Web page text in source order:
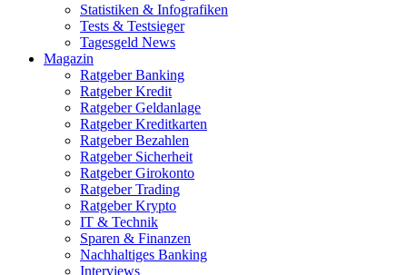
Statistiken & Infografiken
Tests & Testsieger
Tagesgeld News
Magazin
Ratgeber Banking
Ratgeber Kredit
Ratgeber Geldanlage
Ratgeber Kreditkarten
Ratgeber Bezahlen
Ratgeber Sicherheit
Ratgeber Girokonto
Ratgeber Trading
Ratgeber Krypto
IT & Technik
Sparen & Finanzen
Nachhaltiges Banking
Interviews